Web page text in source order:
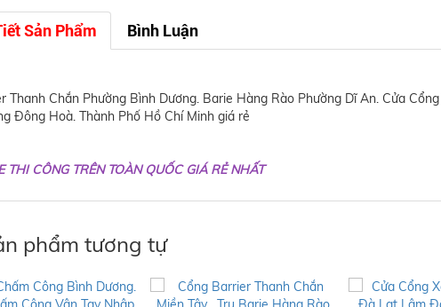
Sản Phẩm Bình Luận
Thanh Chắn Phường Bình Dương. Barie Hàng Rào Phường Dĩ An. Cửa
Đông Hoà. Thành Phố Hồ Chí Minh giá rẻ
THI CÔNG TRÊN TOÀN QUỐC GIÁ RẺ NHẤT
phẩm tương tự